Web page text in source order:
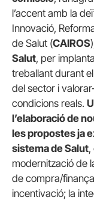
l’accent amb la
Innovació,
de Salut (CAIROS
Salut, per
treballant durant
del sector i
condicions reals.
l’elaboració de
les propostes ja
sistema de Salut,
modernització de
de compra/
incentivació; la